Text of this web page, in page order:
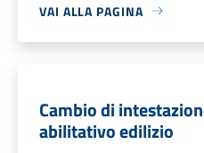
VAI ALLA PAGINA
Cambio di
abilitativo edilizio